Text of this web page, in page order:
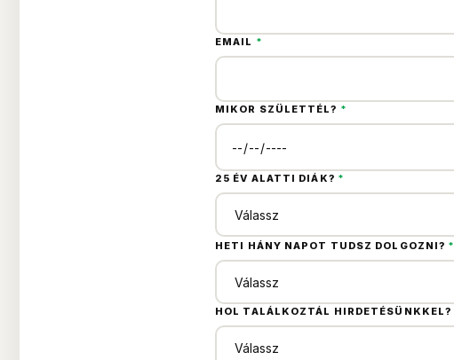
EMAIL *
MIKOR SZÜLETTÉL? *
25 ÉV ALATTI DIÁK? *
HETI HÁNY NAPOT TUDSZ DOLGOZNI? *
HOL TALÁLKOZTÁL HIRDETÉSÜNKKEL?